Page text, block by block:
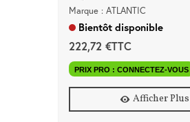
Marque : ATLANTIC
Bientôt disponible
222,72 €TTC
PRIX PRO : CONNECTEZ-VOUS
Afficher Plus